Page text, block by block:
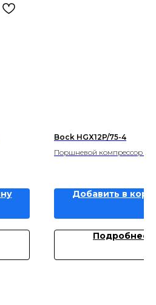
Bock HGX12P/75-4
Поршневой компрессор
Добавить в
Подробнее